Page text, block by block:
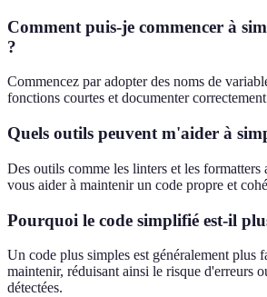
Comment puis-je commencer à
?
Commencez par adopter des noms de
fonctions courtes et documenter
Quels outils peuvent m'aider à
Des outils comme les linters et les formatters
vous aider à maintenir un code propre et
Pourquoi le code simplifié est-il
Un code plus simples est généralement plus
maintenir, réduisant ainsi le risque d'erreurs
détectées.